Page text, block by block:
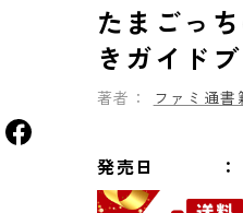
たまごっ
きガイド
著者： ファミ通書
発売日